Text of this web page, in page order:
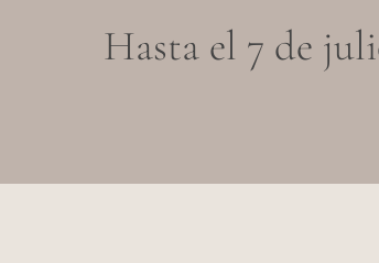
Hasta el 7 de